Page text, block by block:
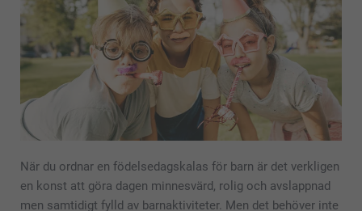
När du ordnar en födelsedagskalas för barn är det verkligen
en konst att göra dagen minnesvärd, rolig och avslappnad
men samtidigt fylld av barnaktiviteter. Men det behöver inte